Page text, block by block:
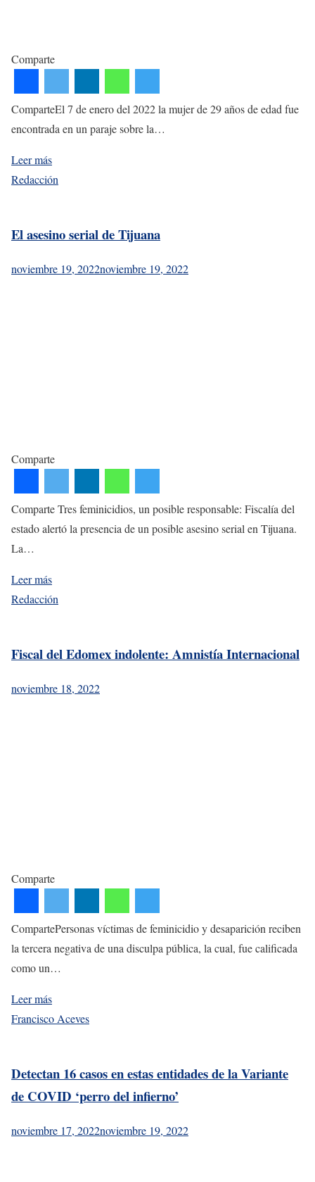
Comparte
ComparteEl 7 de enero del 2022 la mujer de 29 años de edad fue
encontrada en un paraje sobre la…
Leer más
Redacción
El asesino serial de Tijuana
noviembre 19, 2022noviembre 19, 2022
Comparte
Comparte Tres feminicidios, un posible responsable: Fiscalía del
estado alertó la presencia de un posible asesino serial en Tijuana.
La…
Leer más
Redacción
Fiscal del Edomex indolente: Amnistía Internacional
noviembre 18, 2022
Comparte
CompartePersonas víctimas de feminicidio y desaparición reciben
la tercera negativa de una disculpa pública, la cual, fue calificada
como un…
Leer más
Francisco Aceves
Detectan 16 casos en estas entidades de la Variante
de COVID ‘perro del infierno’
noviembre 17, 2022noviembre 19, 2022